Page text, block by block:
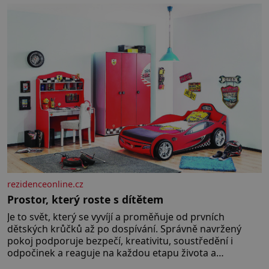
konče. Dokonce jsou tu i první
inkubátory. I s předčasně
umístění ve zdejším zařízení, jsou
[…]
rezidenceonline.cz
Prostor, který roste s dítětem
Je to svět, který se vyvíjí a proměňuje od prvních
dětských krůčků až po dospívání. Správně navržený
pokoj podporuje bezpečí, kreativitu, soustředění i
odpočinek a reaguje na každou etapu života a